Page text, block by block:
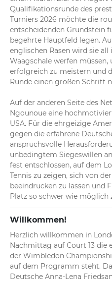
Deutsche lässt bei eigenem
Punkt der US-Amerikanerin
Spiel direkt mit einem Ass.
Qualifikationsrunde des
Turniers 2026 möchte die
entscheidenden Grundstein
begehrte Hauptfeld legen.
englischen Rasen wird sie
Waagschale werfen müssen,
erfolgreich zu meistern und
Runde einen großen Schritt
Auf der anderen Seite des
Ngounoue eine
USA. Für die ehrgeizige
gegen die erfahrene
anspruchsvolle
unbedingtem Siegeswillen
fest entschlossen, auf dem
Tennis zu zeigen, sich von
beeindrucken zu lassen und
Platz so schwer wie möglich
Willkommen!
Herzlich willkommen in
Nachmittag auf Court 13 die
der Wimbledon
auf dem Programm steht.
Deutsche Anna-Lena